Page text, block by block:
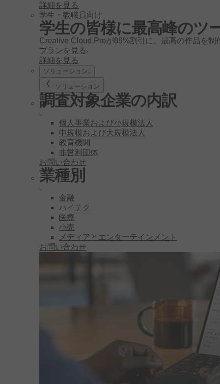
詳細を見る
学生・教職員向け
学生の皆様に最高峰のツ
Creative Cloud Proが89%割引に。最高の作品を制
プランを見る
詳細を見る
ソリューション
ソリューション
調査対象企業の内訳
個人事業および小規模法人
中規模および大規模法人
教育機関
非営利団体
お問い合わせ
業種別
金融
ハイテク
医療
小売
メディアとエンターテインメント
お問い合わせ